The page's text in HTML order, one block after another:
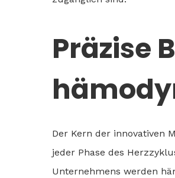
Präzise
Der Kern der innovativen
jeder Phase des
Unternehmens werden